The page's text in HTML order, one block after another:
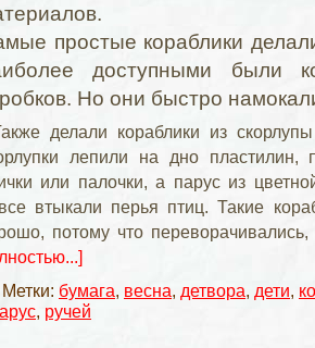
простые кораблики
доступными были
Но они быстро
делали кораблики из
лепили на дно пластилин,
или палочки, а парус из
втыкали перья птиц. Такие
потому что
Метки: бумага, весна, детвора, дети,
, ручей